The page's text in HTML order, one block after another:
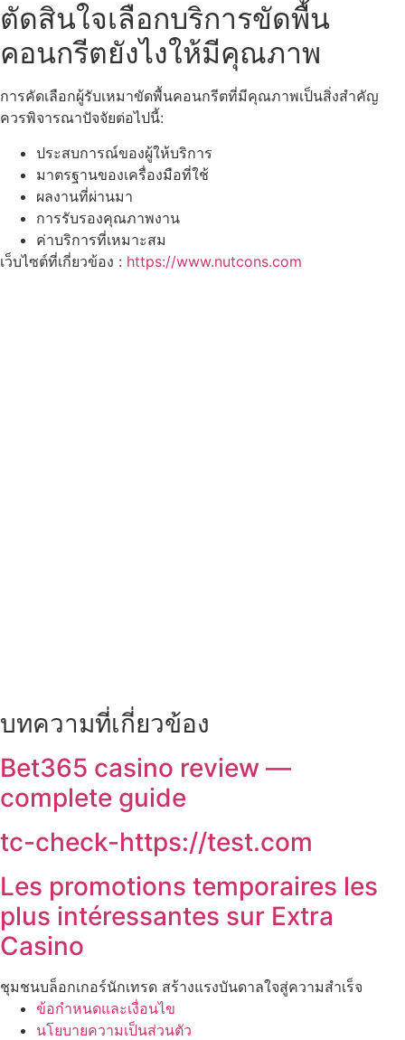
ตัดสินใจเลือกบริการขัดพื้น
คอนกรีตยังไงให้มีคุณภาพ
การคัดเลือกผู้รับเหมาขัดพื้นคอนกรีตที่มีคุณภาพเป็นสิ่งสำคัญ
ควรพิจารณาปัจจัยต่อไปนี้:
ประสบการณ์ของผู้ให้บริการ
มาตรฐานของเครื่องมือที่ใช้
ผลงานที่ผ่านมา
การรับรองคุณภาพงาน
ค่าบริการที่เหมาะสม
เว็บไซต์ที่เกี่ยวข้อง : https://www.nutcons.com
บทความที่เกี่ยวข้อง
Bet365 casino review —
complete guide
tc-check-https://test.com
Les promotions temporaires les
plus intéressantes sur Extra
Casino
ชุมชนบล็อกเกอร์นักเทรด สร้างแรงบันดาลใจสู่ความสำเร็จ
ข้อกำหนดและเงื่อนไข
นโยบายความเป็นส่วนตัว